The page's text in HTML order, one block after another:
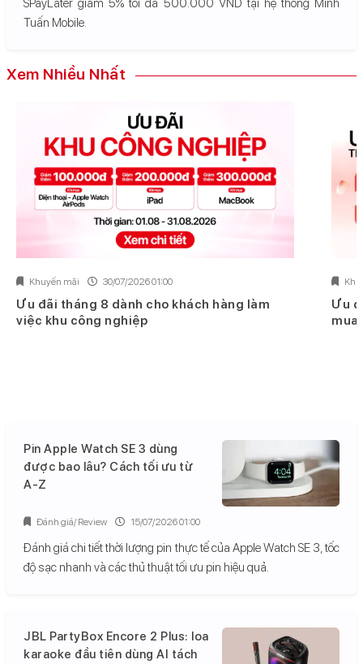
SPayLater giảm 5% tối đa 500.000 VND tại hệ thống Minh
Tuấn Mobile.
Xem Nhiều Nhất
Khuyến mãi 30/07/2026 01:00
Ưu đãi tháng 8 dành cho khách hàng làm
việc khu công nghiệp
Ưu
mua
Pin Apple Watch SE 3 dùng
được bao lâu? Cách tối ưu từ
A-Z
Đánh giá chi tiết thời lượng pin thực tế của Apple Watch SE 3, tốc
độ sạc nhanh và các thủ thuật tối ưu pin hiệu quả.
Đánh giá/ Review 15/07/2026 01:00
JBL PartyBox Encore 2 Plus: loa
karaoke đầu tiên dùng AI tách